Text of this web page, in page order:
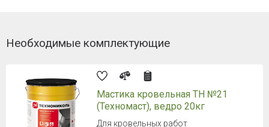
Необходимые комплектующие
Мастика кровельная ТН №21
(Техномаст), ведро 20кг
Для кровельных работ